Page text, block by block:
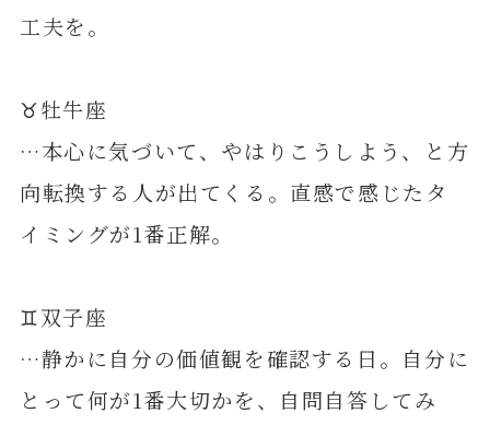
工夫を。
♉️牡牛座
…本心に気づいて、やはりこうしよう、と方
向転換する人が出てくる。直感で感じたタ
イミングが1番正解。
♊️双子座
…静かに自分の価値観を確認する日。自分に
とって何が1番大切かを、自問自答してみ